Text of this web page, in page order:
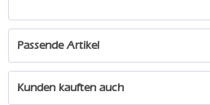
Passende Artikel
Kunden kauften auch